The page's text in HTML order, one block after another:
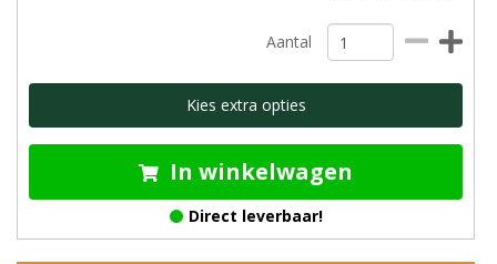
Aantal
Kies extra opties
In winkelwagen
Direct leverbaar!